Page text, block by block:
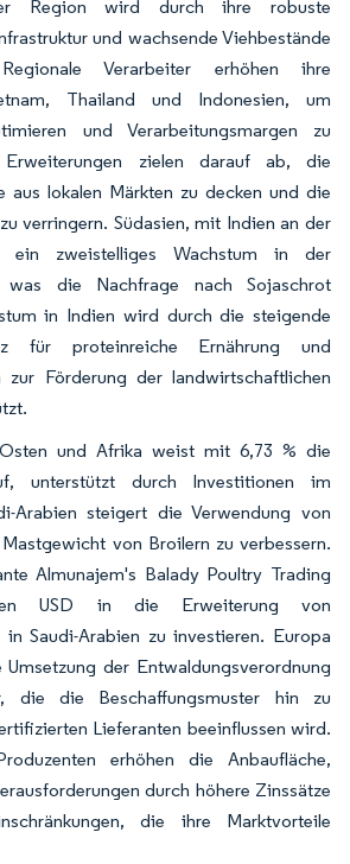
Region wird durch ihre robuste
und wachsende Viehbestände
Verarbeiter erhöhen ihre
Thailand und Indonesien, um
und Verarbeitungsmargen zu
Erweiterungen zielen darauf ab, die
aus lokalen Märkten zu decken und die
verringern. Südasien, mit Indien an der
ein zweistelliges Wachstum in der
was die Nachfrage nach Sojaschrot
in Indien wird durch die steigende
für proteinreiche Ernährung und
zur Förderung der landwirtschaftlichen
und Afrika weist mit 6,73 % die
unterstützt durch Investitionen im
Arabien steigert die Verwendung von
von Broilern zu verbessern.
Almunajem's Balady Poultry Trading
USD in die Erweiterung von
Saudi-Arabien zu investieren. Europa
der Entwaldungsverordnung
die Beschaffungsmuster hin zu
Lieferanten beeinflussen wird.
erhöhen die Anbaufläche,
durch höhere Zinssätze
die ihre Marktvorteile